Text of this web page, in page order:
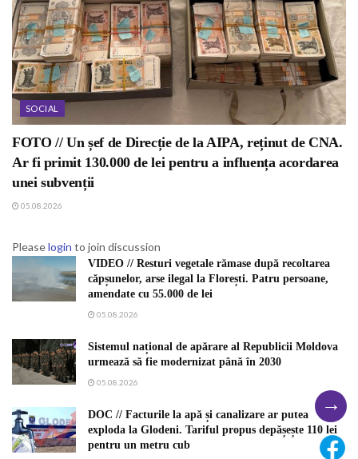
SOCIAL
FOTO // Un șef de Direcție de la AIPA, reținut de CNA.
Ar fi primit 130.000 de lei pentru a influența acordarea
unei subvenții
05.08.2026
Pleaselogin to join discussion
VIDEO // Resturi vegetale rămase după recoltarea
căpșunelor, arse ilegal la Florești. Patru persoane,
amendate cu 55.000 de lei
05.08.2026
Sistemul național de apărare al Republicii Moldova
urmează să fie modernizat până în 2030
05.08.2026
DOC // Facturile la apă și canalizare ar putea
exploda la Glodeni. Tariful propus depășește 110 lei
pentru un metru cub
→